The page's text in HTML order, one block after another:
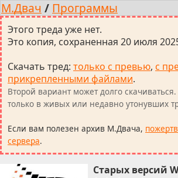
М.Двач / Программы
Этого треда уже нет.
Это копия, сохраненная 20 июля
Скачать тред: только с превью, с
прикрепленными файлами.
Второй вариант может долго
только в живых или недавно утонувших
Если вам полезен архив М.Двача,
сервера.
Старых версий